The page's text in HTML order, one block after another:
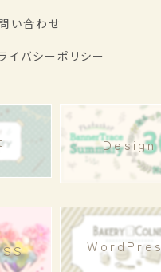
い合わせ
イバシーポリシー
Design